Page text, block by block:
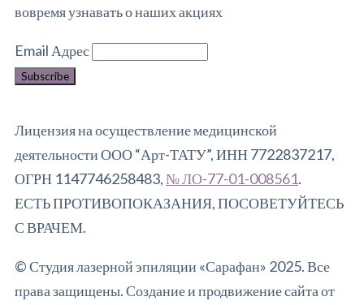
вовремя узнавать о наших акциях
Email Адрес
Лицензия на осуществление медицинской
деятельности ООО “Арт-ТАТУ”, ИНН 7722837217,
ОГРН 1147746258483,№ ЛО-77-01-008561.
ЕСТЬ ПРОТИВОПОКАЗАНИЯ, ПОСОВЕТУЙТЕСЬ
С ВРАЧЕМ.
© Студия лазерной эпиляции «Сарафан» 2025. Все
права защищены. Создание и продвижение сайта от